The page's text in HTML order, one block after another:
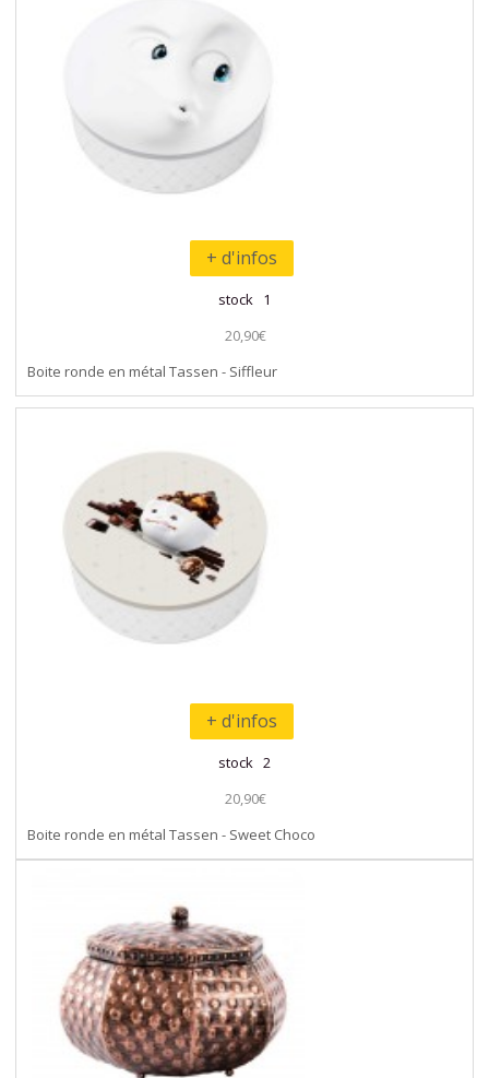
+ d'infos
stock 1
20,90€
Boite ronde en métal Tassen - Siffleur
+ d'infos
stock 2
20,90€
Boite ronde en métal Tassen - Sweet Choco